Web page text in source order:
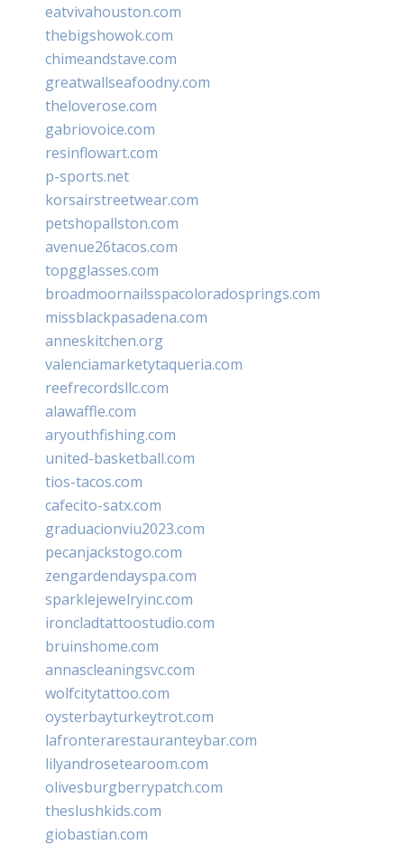
eatvivahouston.com
thebigshowok.com
chimeandstave.com
greatwallseafoodny.com
theloverose.com
gabriovoice.com
resinflowart.com
p-sports.net
korsairstreetwear.com
petshopallston.com
avenue26tacos.com
topgglasses.com
broadmoornailsspacoloradosprings.com
missblackpasadena.com
anneskitchen.org
valenciamarketytaqueria.com
reefrecordsllc.com
alawaffle.com
aryouthfishing.com
united-basketball.com
tios-tacos.com
cafecito-satx.com
graduacionviu2023.com
pecanjackstogo.com
zengardendayspa.com
sparklejewelryinc.com
ironcladtattoostudio.com
bruinshome.com
annascleaningsvc.com
wolfcitytattoo.com
oysterbayturkeytrot.com
lafronterarestauranteybar.com
lilyandrosetearoom.com
olivesburgberrypatch.com
theslushkids.com
giobastian.com